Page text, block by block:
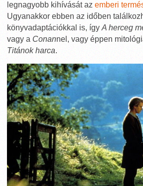
legnagyobb kihívását az emberi
Ugyanakkor ebben az időben
könyvadaptációkkal is, ígyA herceg
vagy a Conannel, vagy éppen
Titánok harca.